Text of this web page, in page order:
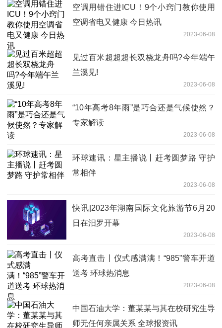
空调用错住进ICU！9个小窍门教你使用
空调省电又健康 今日热讯
2023-06-08
见过百米超超超长双桡龙舟吗?今年端午
兰溪见!
2023-06-08
“10年高考8年雨”是巧合还是气候使然？
专家解读
2023-06-08
环球速讯：星主播说丨赶考圆梦路 守护
常相伴
2023-06-08
快讯|2023年湖南国际文化旅游节6月20
日在汨罗开幕
2023-06-08
高考直击丨仪式感满满！“985”警车开道
送考 环球热消息
2023-06-08
中国石油大学：董某某与其在校研究生导
师无任何亲属关系 全球报资讯